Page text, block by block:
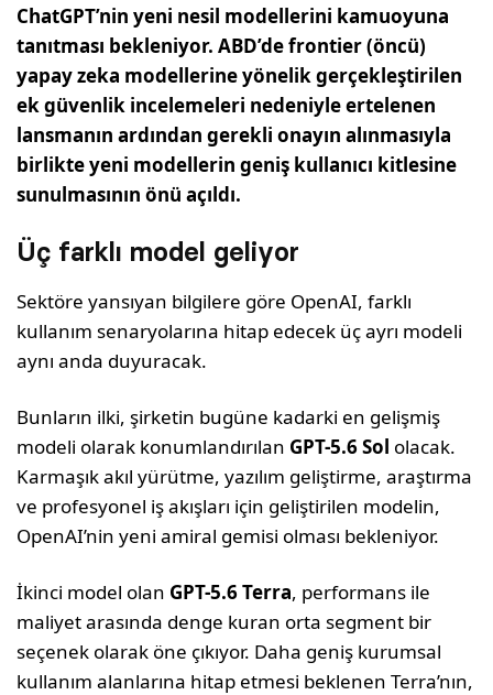
ChatGPT’nin yeni nesil modellerini kamuoyuna
tanıtması bekleniyor. ABD’de frontier (öncü)
yapay zeka modellerine yönelik gerçekleştirilen
ek güvenlik incelemeleri nedeniyle ertelenen
lansmanın ardından gerekli onayın alınmasıyla
birlikte yeni modellerin geniş kullanıcı kitlesine
sunulmasının önü açıldı.
Üç farklı model geliyor
Sektöre yansıyan bilgilere göre OpenAI, farklı
kullanım senaryolarına hitap edecek üç ayrı modeli
aynı anda duyuracak.
Bunların ilki, şirketin bugüne kadarki en gelişmiş
modeli olarak konumlandırılan GPT-5.6 Sol olacak.
Karmaşık akıl yürütme, yazılım geliştirme, araştırma
ve profesyonel iş akışları için geliştirilen modelin,
OpenAI’nin yeni amiral gemisi olması bekleniyor.
İkinci model olan GPT-5.6 Terra, performans ile
maliyet arasında denge kuran orta segment bir
seçenek olarak öne çıkıyor. Daha geniş kurumsal
kullanım alanlarına hitap etmesi beklenen Terra’nın,